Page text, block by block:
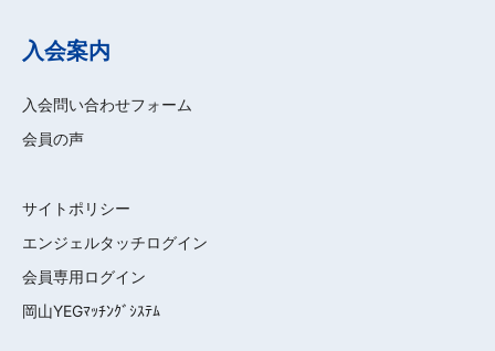
入会案内
入会問い合わせフォーム
会員の声
サイトポリシー
エンジェルタッチログイン
会員専用ログイン
岡山YEGﾏｯﾁﾝｸﾞｼｽﾃﾑ